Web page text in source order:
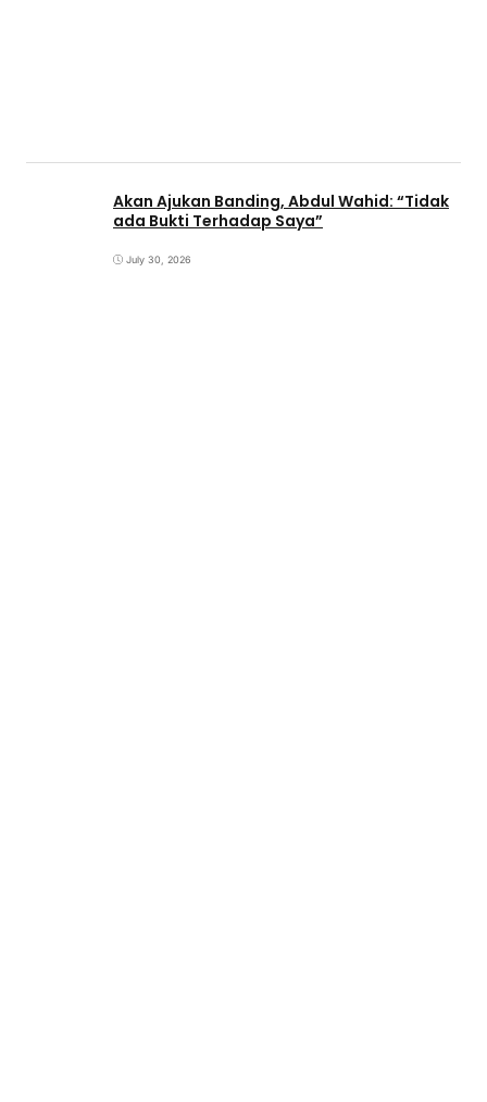
Akan Ajukan Banding, Abdul Wahid: “Tidak
ada Bukti Terhadap Saya”
July 30, 2026